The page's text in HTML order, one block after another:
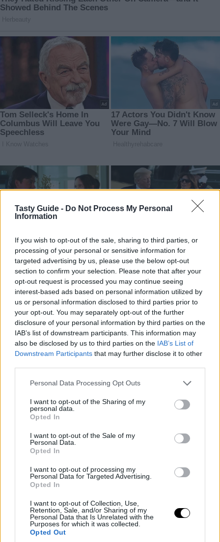
Tasty Guide - Do Not Process My Personal
Information
If you wish to opt-out of the sale, sharing to third parties, or
processing of your personal or sensitive information for
targeted advertising by us, please use the below opt-out
section to confirm your selection. Please note that after your
opt-out request is processed you may continue seeing
interest-based ads based on personal information utilized by
us or personal information disclosed to third parties prior to
your opt-out. You may separately opt-out of the further
disclosure of your personal information by third parties on the
IAB’s list of downstream participants. This information may
also be disclosed by us to third parties on the IAB’s List of
Downstream Participants that may further disclose it to other
Please note that this website/app uses one or more Google
not limited to your visit or usage behaviour. You may click to
grant or deny consent to Google and its third-party tags to
use your data for below specified purposes in below Google
consent section.
Personal Data Processing Opt Outs
I want to opt-out of the Sharing of my
personal data.
Opted In
I want to opt-out of the Sale of my
Personal Data.
Opted In
I want to opt-out of processing my
Personal Data for Targeted Advertising.
Opted In
I want to opt-out of Collection, Use,
Retention, Sale, and/or Sharing of my
Personal Data that Is Unrelated with the
Purposes for which it was collected.
Opted Out